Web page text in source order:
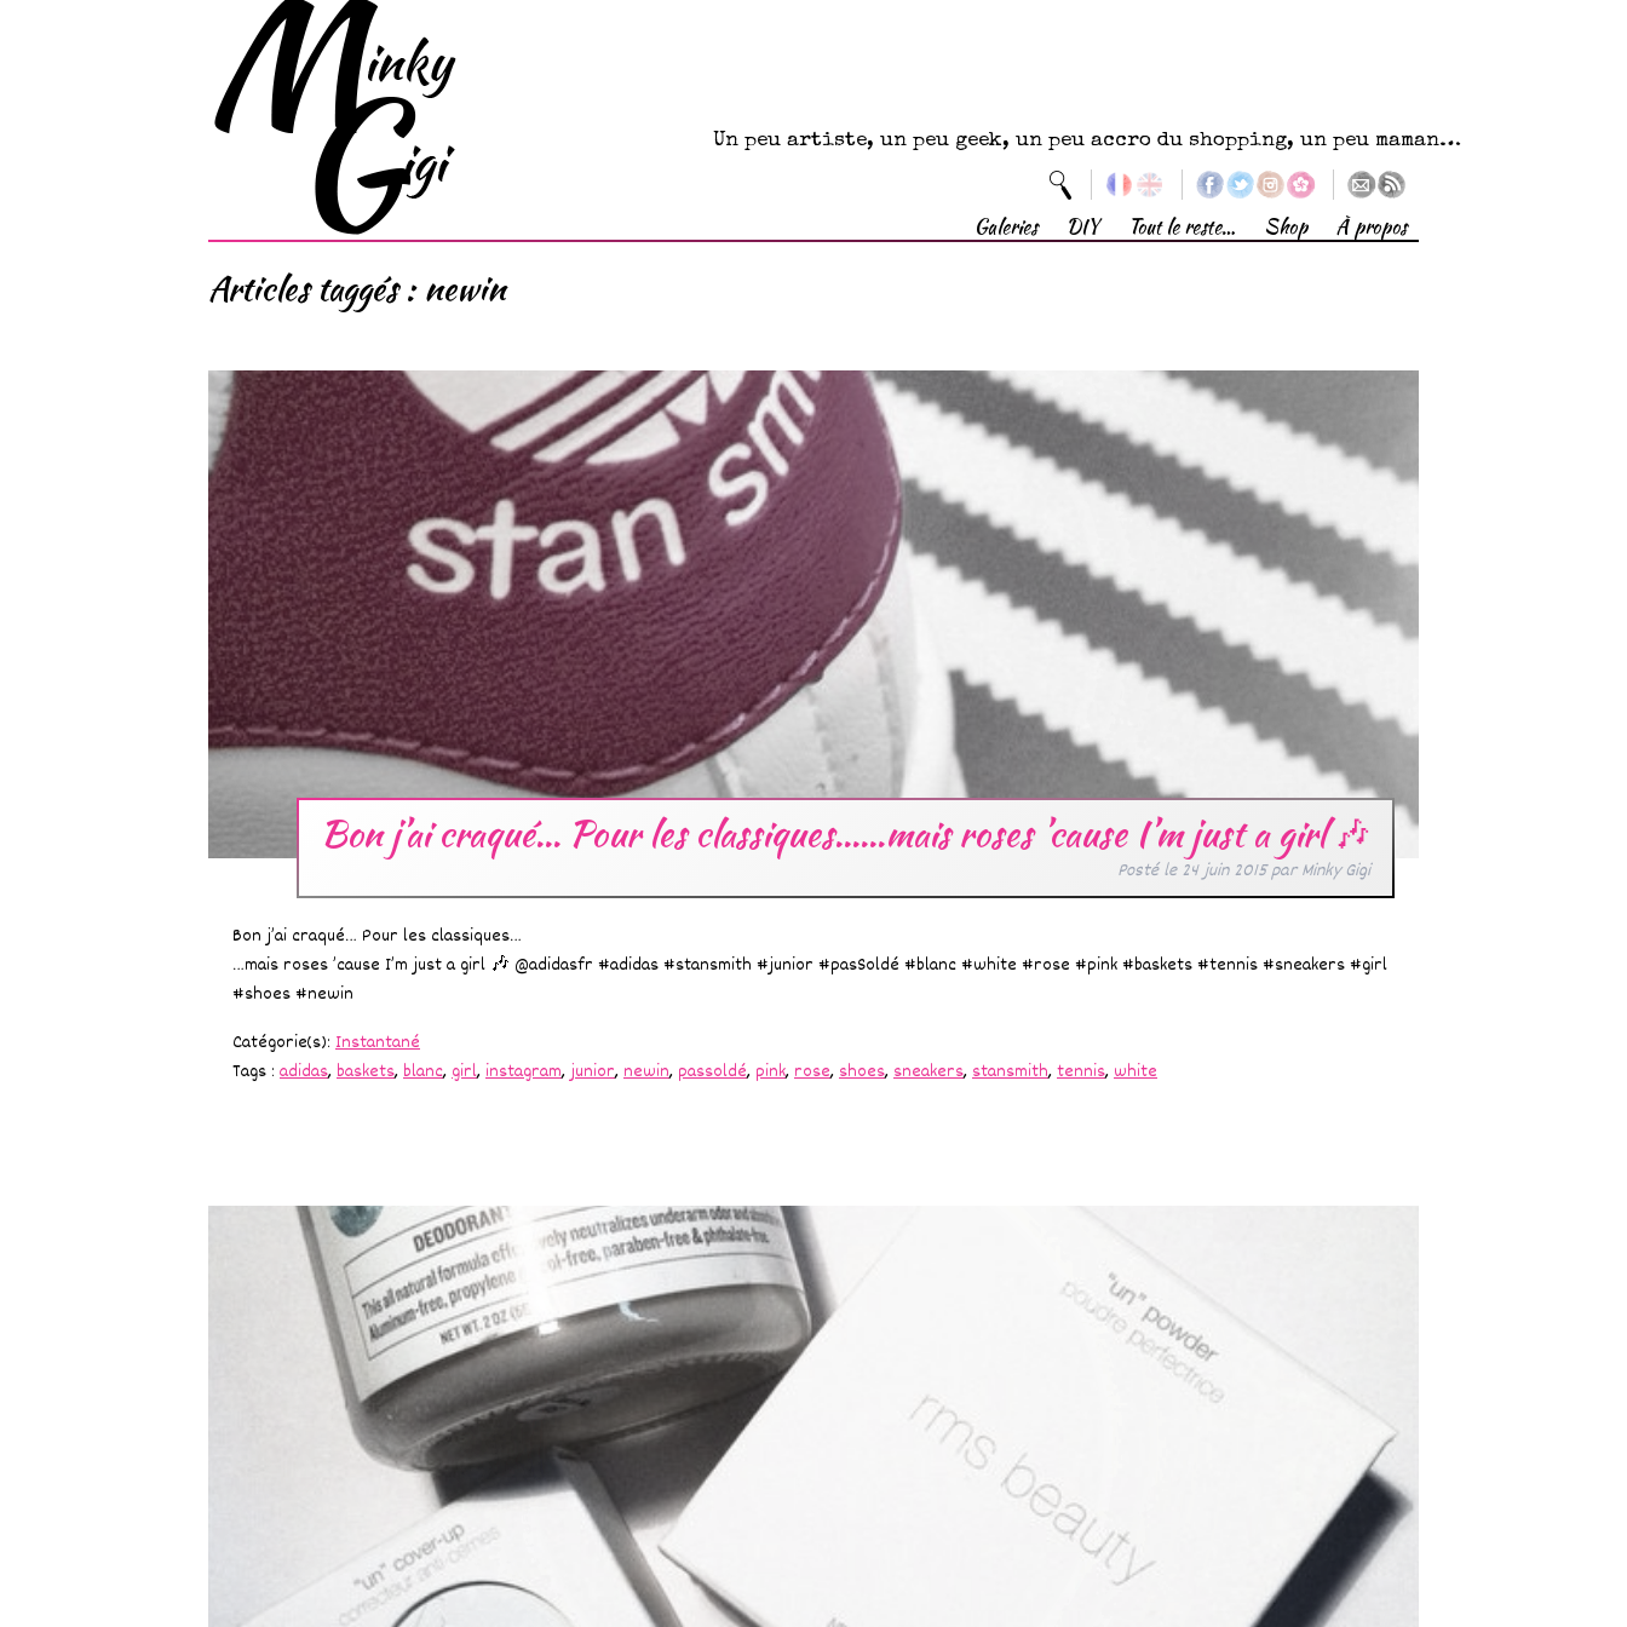
Un peu artiste, un peu geek, un peu accro du shopping, un peu maman…
Galeries DIY Tout le reste… Shop À propos
Articles taggés :newin
Bon j’ai craqué… Pour les classiques……mais roses ’cause I’m just a girl 🎶
Posté le24 juin 2015parMinky Gigi
Bon j’ai craqué… Pour les classiques…
…mais roses ’cause I’m just a girl 🎶 @adidasfr #adidas #stansmith #junior #pasSoldé #blanc #white #rose #pink #baskets #tennis #sneakers #girl
#shoes #newin
Catégorie(s): Instantané
Tags : adidas,baskets,blanc,girl,instagram,junior,newin, passoldé, pink,rose,shoes,sneakers,stansmith,tennis,white